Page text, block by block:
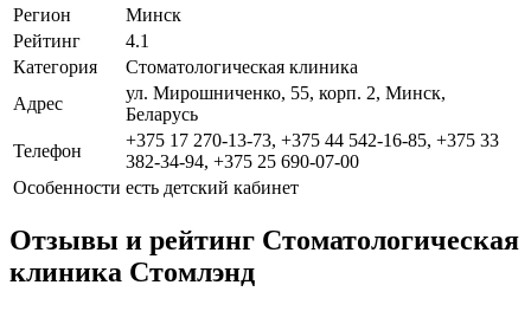
Регион
Минск
Рейтинг
4.1
Категория
Стоматологическая клиника
Адрес
ул. Мирошниченко, 55, корп. 2, Минск,
Беларусь
Телефон
+375 17 270-13-73, +375 44 542-16-85, +375 33
382-34-94, +375 25 690-07-00
Особенности есть детский кабинет
Отзывы и рейтинг Стоматологическая
клиника Стомлэнд